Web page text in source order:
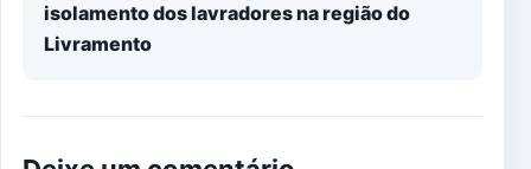
isolamento dos lavradores na região do
Livramento